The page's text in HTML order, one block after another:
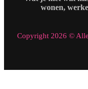
wonen,
Copyright 2026 ©